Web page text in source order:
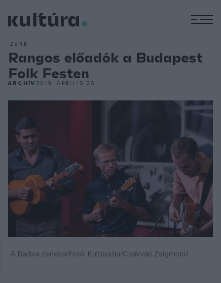
ZENE
Rangos előadók a Budapest
Folk Festen
ARCHÍV2019. ÁPRILIS 26.
A Barbra zenekarFotó: Kultúra.hu/Csákvári Zsigmond